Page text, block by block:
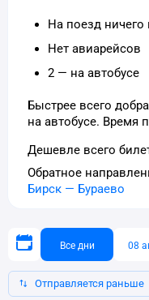
На поезд
Нет авиарейсов
2 — на автобусе
Быстрее всего
на автобусе. Время
Дешевле всего
Обратное
Бирск — Бураево
Все дни 08
Отправляется раньше